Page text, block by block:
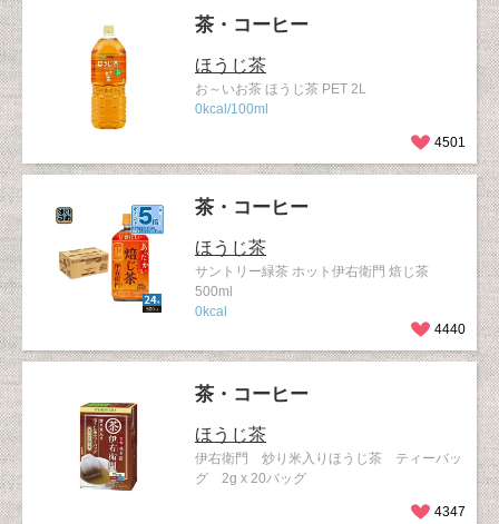
茶・コーヒー
ほうじ茶
お～いお茶 ほうじ茶 PET 2L
0kcal/100ml
4501
茶・コーヒー
ほうじ茶
サントリー緑茶 ホット伊右衛門 焙じ茶
500ml
0kcal
4440
茶・コーヒー
ほうじ茶
伊右衛門 炒り米入りほうじ茶 ティーバッ
グ 2g x 20バッグ
4347